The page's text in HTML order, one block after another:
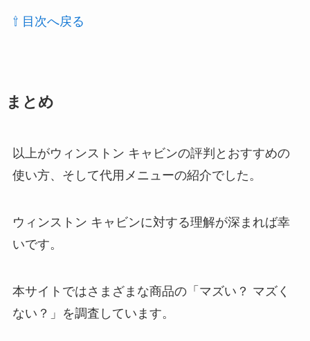
⇧ 目次へ戻る
まとめ
以上がウィンストン キャビンの評判とおすすめの
使い方、そして代用メニューの紹介でした。
ウィンストン キャビンに対する理解が深まれば幸
いです。
本サイトではさまざまな商品の「マズい？ マズく
ない？」を調査しています。